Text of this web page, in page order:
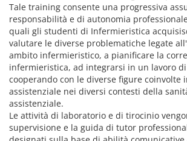
Tale training consente una progressiva
responsabilità e di autonomia
quali gli studenti di Infermieristica
valutare le diverse problematiche legate
ambito infermieristico, a pianificare la
infermieristica, ad integrarsi in un lavoro
cooperando con le diverse figure coinvolte
assistenziale nei diversi contesti della
assistenziale.
Le attività di laboratorio e di tirocinio
supervisione e la guida di tutor